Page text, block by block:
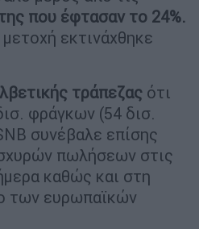
που έφτασαν το 24%.
εκτινάχθηκε
τράπεζας ότι
φράγκων (54 δισ.
συνέβαλε επίσης
πωλήσεων στις
καθώς και στη
των ευρωπαϊκών